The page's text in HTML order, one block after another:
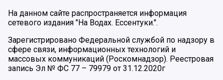
На данном сайте распространяется информация
сетевого издания "На Водах. Ессентуки.".
Зарегистрировано Федеральной службой по надзору в
сфере связи, информационных технологий и
массовых коммуникаций (Роскомнадзор). Реестровая
запись Эл № ФС 77 – 79979 от 31.12.2020г